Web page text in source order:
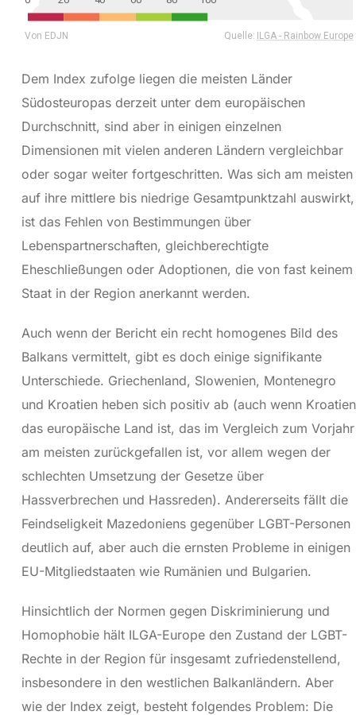
Dem Index zufolge liegen die meisten Länder
Südosteuropas derzeit unter dem europäischen
Durchschnitt, sind aber in einigen einzelnen
Dimensionen mit vielen anderen Ländern vergleichbar
oder sogar weiter fortgeschritten. Was sich am meisten
auf ihre mittlere bis niedrige Gesamtpunktzahl auswirkt,
ist das Fehlen von Bestimmungen über
Lebenspartnerschaften, gleichberechtigte
Eheschließungen oder Adoptionen, die von fast keinem
Staat in der Region anerkannt werden.
Auch wenn der Bericht ein recht homogenes Bild des
Balkans vermittelt, gibt es doch einige signifikante
Unterschiede. Griechenland, Slowenien, Montenegro
und Kroatien heben sich positiv ab (auch wenn Kroatien
das europäische Land ist, das im Vergleich zum Vorjahr
am meisten zurückgefallen ist, vor allem wegen der
schlechten Umsetzung der Gesetze über
Hassverbrechen und Hassreden). Andererseits fällt die
Feindseligkeit Mazedoniens gegenüber LGBT-Personen
deutlich auf, aber auch die ernsten Probleme in einigen
EU-Mitgliedstaaten wie Rumänien und Bulgarien.
Hinsichtlich der Normen gegen Diskriminierung und
Homophobie hält ILGA-Europe den Zustand der LGBT-
Rechte in der Region für insgesamt zufriedenstellend,
insbesondere in den westlichen Balkanländern. Aber
wie der Index zeigt, besteht folgendes Problem: Die